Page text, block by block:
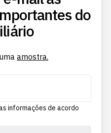
do
amostra.
informações de acordo